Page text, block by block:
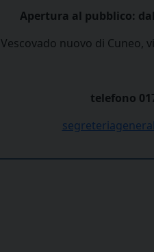
Apertura al pubblico:
Vescovado nuovo di Cuneo,
telefono